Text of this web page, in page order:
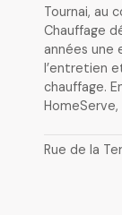
Tournai, au
Chauffage
années une
l’entretien
chauffage.
Rue de la